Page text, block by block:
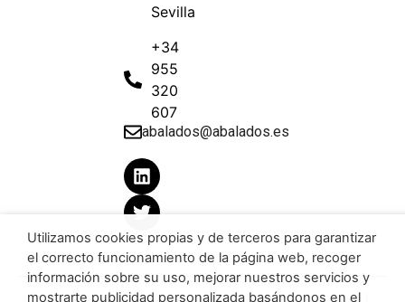
Sevilla
+34
955
320
607
abalados@abalados.es
Utilizamos cookies propias y de terceros para garantizar
el correcto funcionamiento de la página web, recoger
información sobre su uso, mejorar nuestros servicios y
mostrarte publicidad personalizada basándonos en el